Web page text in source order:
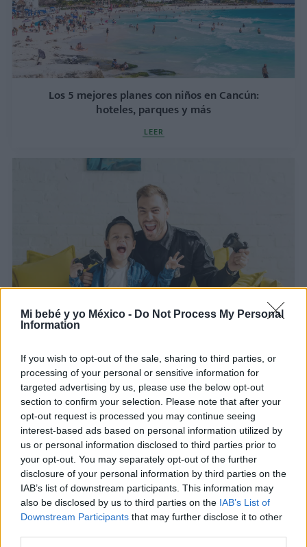
Mi bebé y yo México - Do Not Process My Personal
Information
If you wish to opt-out of the sale, sharing to third parties, or
processing of your personal or sensitive information for
targeted advertising by us, please use the below opt-out
section to confirm your selection. Please note that after your
opt-out request is processed you may continue seeing
interest-based ads based on personal information utilized by
us or personal information disclosed to third parties prior to
your opt-out. You may separately opt-out of the further
disclosure of your personal information by third parties on the
IAB’s list of downstream participants. This information may
also be disclosed by us to third parties on the IAB’s List of
Downstream Participants that may further disclose it to other
Los 5 mejores planes con niños en Cancún:
hoteles, parques y más
LEER
Guía para elegir videojuegos para tus hijos
¿Tu hijo es un artista nato? Aprende a fomentar
su inteligencia artística